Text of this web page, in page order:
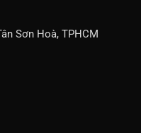
Sơn Hoà, TPHCM